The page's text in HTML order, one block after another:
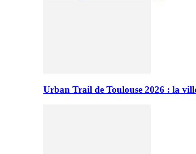
Urban Trail de Toulouse 2026 : la